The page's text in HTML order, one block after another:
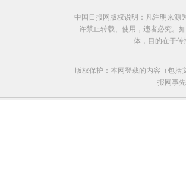
中国日报网版权说明：凡注明来源
许禁止转载、使用，违者必究。
体，目的在于传
版权保护：本网登载的内容（包
报网事